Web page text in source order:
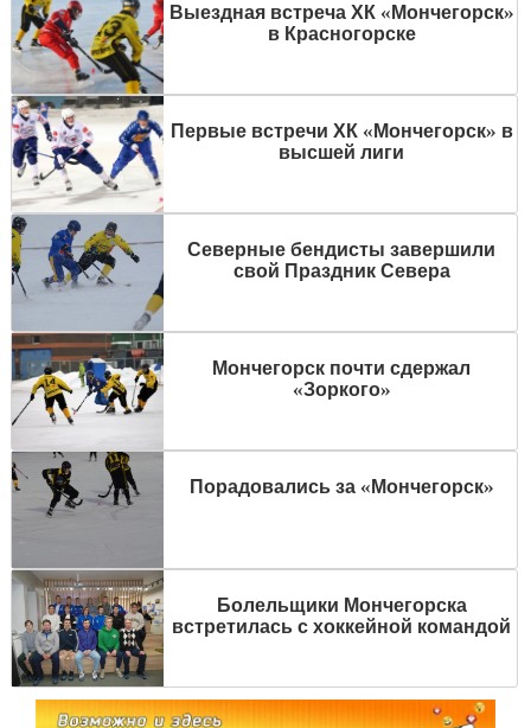
Выездная встреча ХК «Мончегорск»
в Красногорске
Первые встречи ХК «Мончегорск» в
высшей лиги
Северные бендисты завершили
свой Праздник Севера
Мончегорск почти сдержал
«Зоркого»
Порадовались за «Мончегорск»
Болельщики Мончегорска
встретилась с хоккейной командой